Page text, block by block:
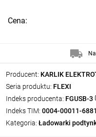
Producent: KARLIK
Seria produktu: FLEXI
Indeks producenta: FGUSB-3
Indeks TIM: 0004-00011-
Kategoria: Ładowarki
Cena: